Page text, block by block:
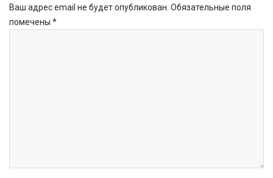
Ваш адрес email не будет опубликован. Обязательные поля
помечены *